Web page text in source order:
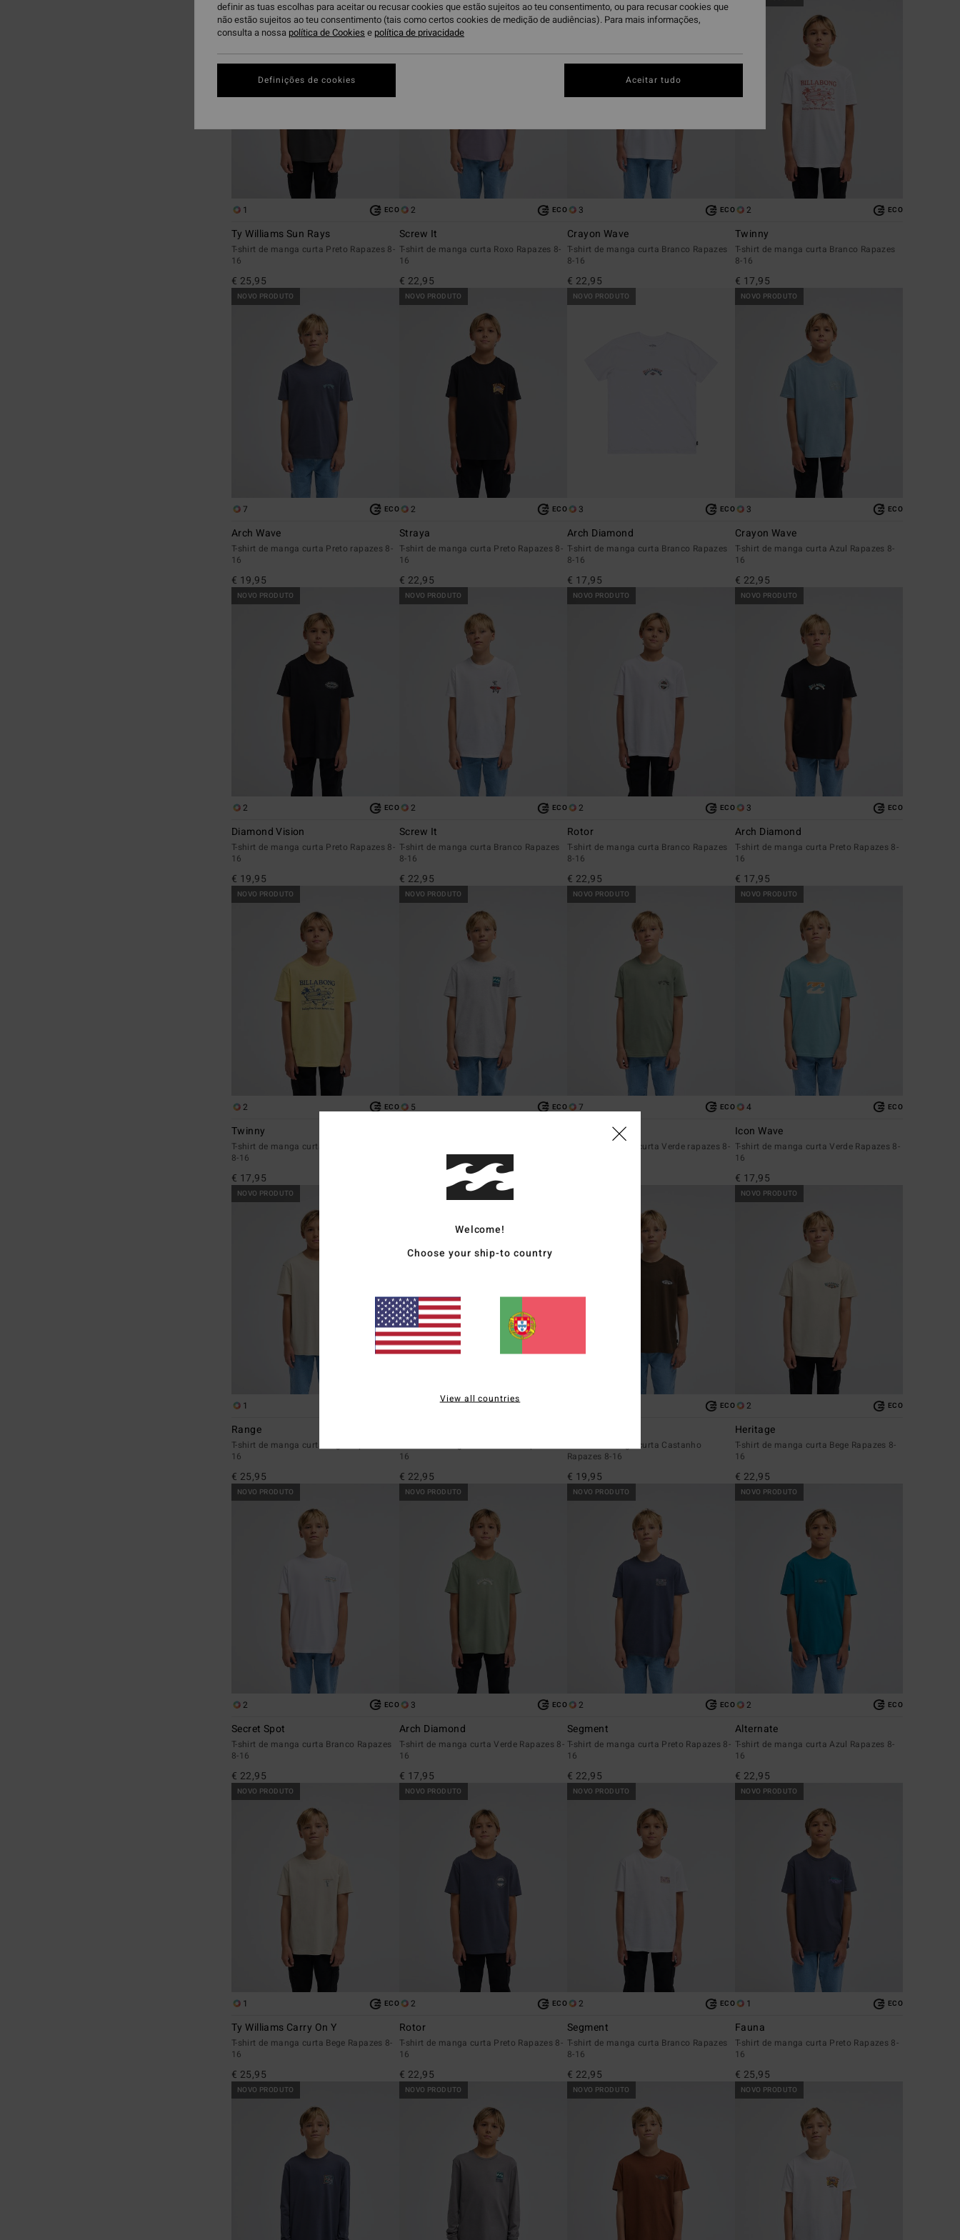
para
procurar
de
filtragem
para
ordenar
1 ECO
Ty Williams Sun Rays
T-shirt de manga curta Preto Rapazes 8-
16
€ 25,95
2 ECO
Screw It
T-shirt de manga curta Roxo Rapazes 8-
16
€ 22,95
3 ECO
Crayon Wave
T-shirt de manga curta Branco Rapazes
8-16
€ 22,95
2 ECO
Twinny
T-shirt de manga curta Branco Rapazes
8-16
€ 17,95
NOVO PRODUTO
7 ECO
Arch Wave
T-shirt de manga curta Preto rapazes 8-
16
€ 19,95
NOVO PRODUTO
2 ECO
Straya
T-shirt de manga curta Preto Rapazes 8-
16
€ 22,95
NOVO PRODUTO
3 ECO
Arch Diamond
T-shirt de manga curta Branco Rapazes
8-16
€ 17,95
NOVO PRODUTO
3 ECO
Crayon Wave
T-shirt de manga curta Azul Rapazes 8-
16
€ 22,95
NOVO PRODUTO
2 ECO
Diamond Vision
T-shirt de manga curta Preto Rapazes 8-
16
€ 19,95
NOVO PRODUTO
2 ECO
Screw It
T-shirt de manga curta Branco Rapazes
8-16
€ 22,95
NOVO PRODUTO
2 ECO
Rotor
T-shirt de manga curta Branco Rapazes
8-16
€ 22,95
NOVO PRODUTO
3 ECO
Arch Diamond
T-shirt de manga curta Preto Rapazes 8-
16
€ 17,95
NOVO PRODUTO
2 ECO
Twinny
T-shirt de manga curta Amarelo Rapazes
8-16
€ 17,95
NOVO PRODUTO
5 ECO
Rapazes 8-16
NOVO PRODUTO
7 ECO
Arch Wave
T-shirt de manga curta Verde rapazes 8-
NOVO PRODUTO
4 ECO
Icon Wave
T-shirt de manga curta Verde Rapazes 8-
16
€ 17,95
NOVO PRODUTO
1
Range
T-shirt de manga curta Bege Rapazes 8-
16
€ 25,95
16
€ 22,95
ECO
T-shirt de manga curta Castanho
Rapazes 8-16
€ 19,95
NOVO PRODUTO
2 ECO
Heritage
T-shirt de manga curta Bege Rapazes 8-
16
€ 22,95
NOVO PRODUTO
2 ECO
Secret Spot
T-shirt de manga curta Branco Rapazes
8-16
€ 22,95
NOVO PRODUTO
3 ECO
Arch Diamond
T-shirt de manga curta Verde Rapazes 8-
16
€ 17,95
NOVO PRODUTO
2 ECO
Segment
T-shirt de manga curta Preto Rapazes 8-
16
€ 22,95
NOVO PRODUTO
2 ECO
Alternate
T-shirt de manga curta Azul Rapazes 8-
16
€ 22,95
NOVO PRODUTO
1 ECO
Ty Williams Carry On Y
T-shirt de manga curta Bege Rapazes 8-
16
€ 25,95
NOVO PRODUTO
2 ECO
Rotor
T-shirt de manga curta Preto Rapazes 8-
16
€ 22,95
NOVO PRODUTO
2 ECO
Segment
T-shirt de manga curta Branco Rapazes
8-16
€ 22,95
NOVO PRODUTO
1 ECO
Fauna
T-shirt de manga curta Preto Rapazes 8-
16
€ 25,95
NOVO PRODUTO NOVO PRODUTO NOVO PRODUTO NOVO PRODUTO
Welcome!
Choose your ship-to country
View all countries
definir as tuas escolhas para aceitar ou recusar cookies que estão sujeitos ao teu consentimento, ou para recusar cookies que
não estão sujeitos ao teu consentimento (tais como certos cookies de medição de audiências). Para mais informações,
consulta a nossa política de Cookies e política de privacidade
Definições de cookies Aceitar tudo